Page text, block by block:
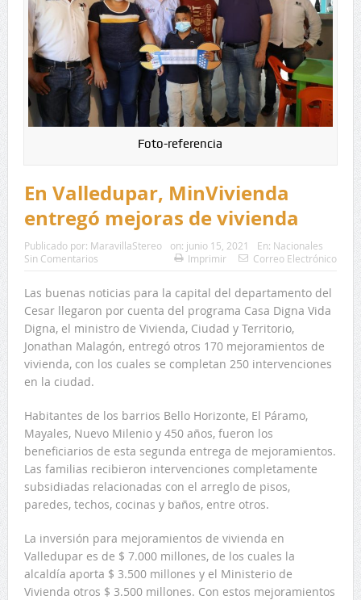
Foto-referencia
En Valledupar, MinVivienda
entregó mejoras de vivienda
Publicado por: MaravillaStereo on: junio 15, 2021 En: Nacionales
Sin Comentarios
Imprimir Correo Electrónico
Las buenas noticias para la capital del departamento del
Cesar llegaron por cuenta del programa Casa Digna Vida
Digna, el ministro de Vivienda, Ciudad y Territorio,
Jonathan Malagón, entregó otros 170 mejoramientos de
vivienda, con los cuales se completan 250 intervenciones
en la ciudad.
Habitantes de los barrios Bello Horizonte, El Páramo,
Mayales, Nuevo Milenio y 450 años, fueron los
beneficiarios de esta segunda entrega de mejoramientos.
Las familias recibieron intervenciones completamente
subsidiadas relacionadas con el arreglo de pisos,
paredes, techos, cocinas y baños, entre otros.
La inversión para mejoramientos de vivienda en
Valledupar es de $ 7.000 millones, de los cuales la
alcaldía aporta $ 3.500 millones y el Ministerio de
Vivienda otros $ 3.500 millones. Con estos mejoramientos